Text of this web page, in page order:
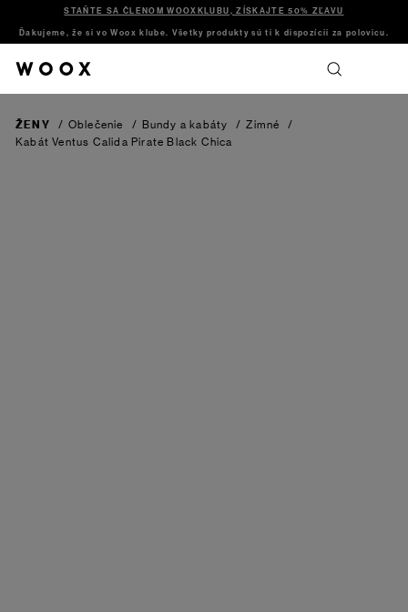
STAŇTE SA ČLENOM WOOXKLUBU, ZÍSKAJTE 50% ZĽAVU
Ďakujeme, že si vo Woox klube. Všetky produkty sú ti k dispozícii za polovicu.
ŽENY / Oblečenie / Bundy a kabáty / Zimné
/
Kabát Ventus Calida Pirate Black Chica